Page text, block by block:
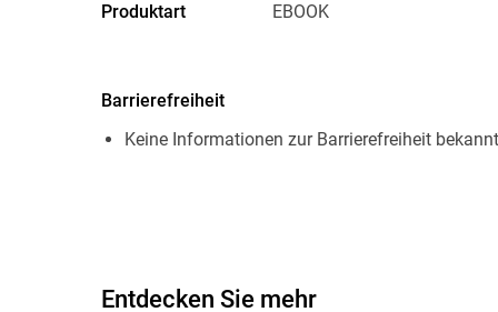
Produktart
EBOOK
Barrierefreiheit
Keine Informationen zur Barrierefreiheit bekannt
Entdecken Sie mehr